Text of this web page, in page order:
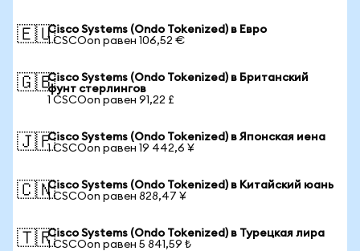
🇪🇺Cisco Systems (Ondo Tokenized) в Евро
1 CSCOon равен 106,52 €
🇬🇧Cisco Systems (Ondo Tokenized) в Британский
фунт стерлингов
1 CSCOon равен 91,22 £
🇯🇵Cisco Systems (Ondo Tokenized) в Японская иена
1 CSCOon равен 19 442,6 ¥
🇨🇳Cisco Systems (Ondo Tokenized) в Китайский юань
1 CSCOon равен 828,47 ¥
🇹🇷Cisco Systems (Ondo Tokenized) в Турецкая лира
1 CSCOon равен 5 841,59 ₺